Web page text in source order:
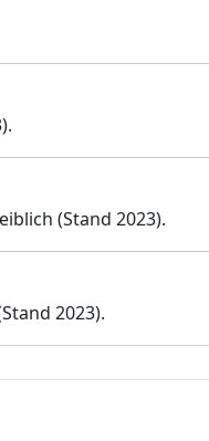
(Stand 2023).
2023).